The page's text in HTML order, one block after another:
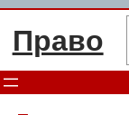
Перейти
Право